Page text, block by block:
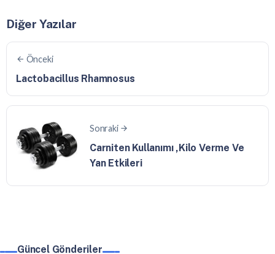
Diğer Yazılar
Önceki
Lactobacillus Rhamnosus
Sonraki
Carniten Kullanımı ,Kilo Verme Ve
Yan Etkileri
Güncel Gönderiler